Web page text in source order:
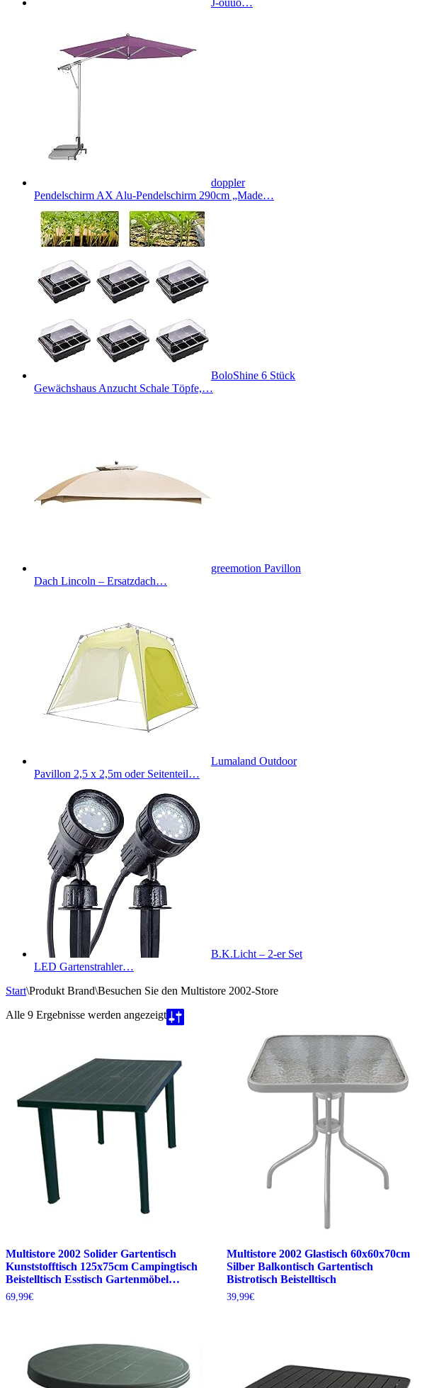
J-ouuo…
doppler
Pendelschirm AX Alu-Pendelschirm 290cm „Made…
BoloShine 6 Stück
Gewächshaus Anzucht Schale Töpfe,…
greemotion Pavillon
Dach Lincoln – Ersatzdach…
Lumaland Outdoor
Pavillon 2,5 x 2,5m oder Seitenteil…
B.K.Licht – 2-er Set
LED Gartenstrahler…
Start\Produkt Brand\Besuchen Sie den Multistore 2002-Store
Alle 9 Ergebnisse werden angezeigtNach
Beliebtheit
Multistore 2002 Solider Gartentisch
Kunststofftisch 125x75cm Campingtisch
Beistelltisch Esstisch Gartenmöbel…
69,99€
Multistore 2002 Glastisch 60x60x70cm
Silber Balkontisch Gartentisch
Bistrotisch Beistelltisch
39,99€